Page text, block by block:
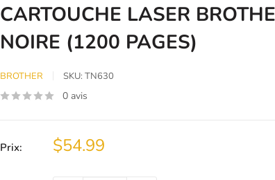
CARTOUCHE LASER
NOIRE (1200 PAGES)
BROTHER SKU: TN630
0 avis
Prix: Prix
$54.99